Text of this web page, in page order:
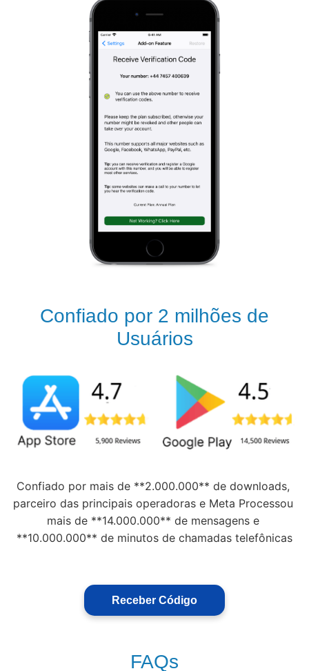
Confiado por 2 milhões de
Usuários
Confiado por mais de **2.000.000** de downloads,
parceiro das principais operadoras e Meta Processou
mais de **14.000.000** de mensagens e
**10.000.000** de minutos de chamadas telefônicas
Receber Código
FAQs